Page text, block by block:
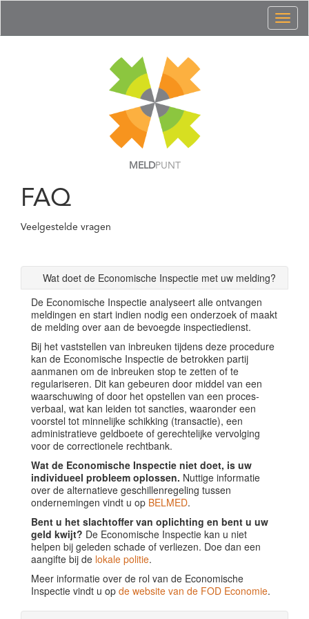
MELDPUNT
FAQ
Veelgestelde vragen
Wat doet de Economische Inspectie met uw melding?
De Economische Inspectie analyseert alle ontvangen
meldingen en start indien nodig een onderzoek of maakt
de melding over aan de bevoegde inspectiedienst.
Bij het vaststellen van inbreuken tijdens deze procedure
kan de Economische Inspectie de betrokken partij
aanmanen om de inbreuken stop te zetten of te
regulariseren. Dit kan gebeuren door middel van een
waarschuwing of door het opstellen van een proces-
verbaal, wat kan leiden tot sancties, waaronder een
voorstel tot minnelijke schikking (transactie), een
administratieve geldboete of gerechtelijke vervolging
voor de correctionele rechtbank.
Wat de Economische Inspectie niet doet, is uw
individueel probleem oplossen. Nuttige informatie
over de alternatieve geschillenregeling tussen
ondernemingen vindt u op BELMED.
Bent u het slachtoffer van oplichting en bent u uw
geld kwijt? De Economische Inspectie kan u niet
helpen bij geleden schade of verliezen. Doe dan een
aangifte bij de lokale politie.
Meer informatie over de rol van de Economische
Inspectie vindt u op de website van de FOD Economie.